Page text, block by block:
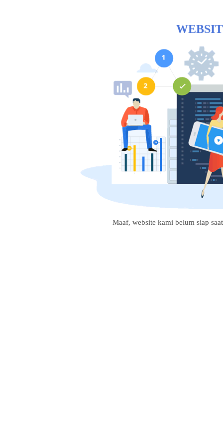
Maaf, website kami belum siap